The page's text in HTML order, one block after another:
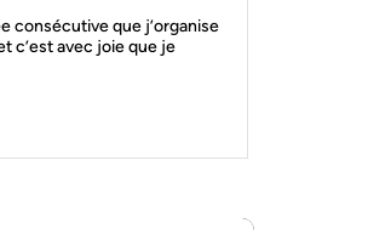
consécutive que j’organise
c’est avec joie que je